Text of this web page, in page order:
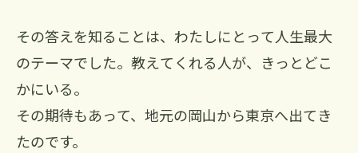
その答えを知ることは、わたしにとって人生最大
のテーマでした。教えてくれる人が、きっとどこ
かにいる。
その期待もあって、地元の岡山から東京へ出てき
たのです。